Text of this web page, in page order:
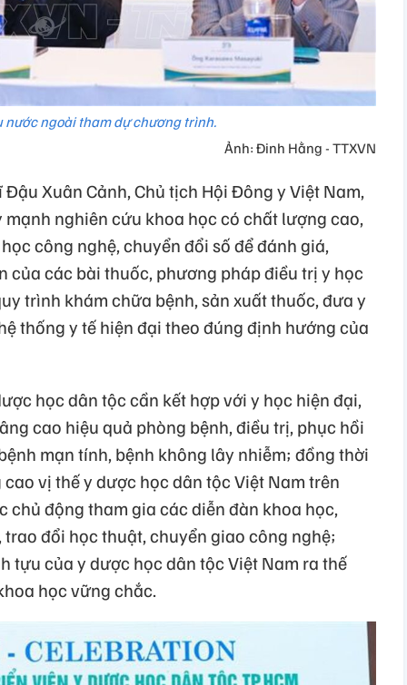
nước ngoài tham dự chương trình.
Ảnh: Đinh Hằng - TTXVN
Xuân Cảnh, Chủ tịch Hội Đông y Việt Nam,
nghiên cứu khoa học có chất lượng cao,
công nghệ, chuyển đổi số để đánh giá,
của các bài thuốc, phương pháp điều trị y học
trình khám chữa bệnh, sản xuất thuốc, đưa y
thống y tế hiện đại theo đúng định hướng của
học dân tộc cần kết hợp với y học hiện đại,
cao hiệu quả phòng bệnh, điều trị, phục hồi
mạn tính, bệnh không lây nhiễm; đồng thời
vị thế y dược học dân tộc Việt Nam trên
động tham gia các diễn đàn khoa học,
đổi học thuật, chuyển giao công nghệ;
tựu của y dược học dân tộc Việt Nam ra thế
học vững chắc.